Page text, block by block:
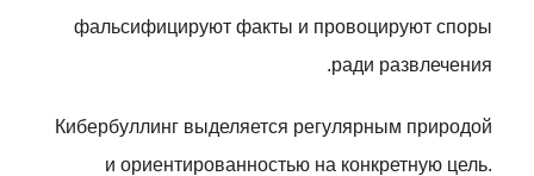
фальсифицируют факты и провоцируют споры
ради развлечения.
Кибербуллинг выделяется регулярным природой
и ориентированностью на конкретную цель.